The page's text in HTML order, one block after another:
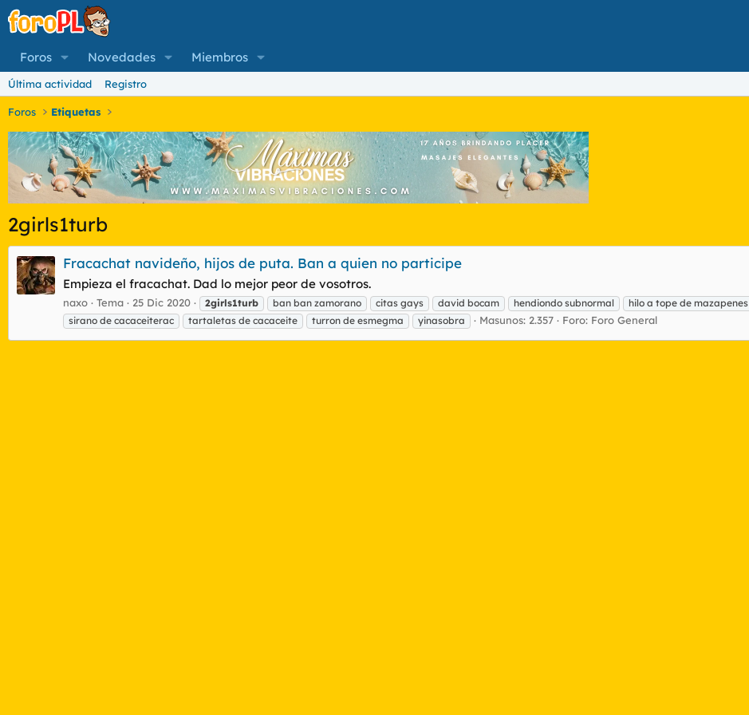
Foros Novedades Miembros
Última actividad Registro
Foros Etiquetas
2girls1turb
Fracachat navideño, hijos de puta. Ban a quien no participe
Empieza el fracachat. Dad lo mejor peor de vosotros.
naxo Tema 25 Dic 2020 2girls1turb ban ban zamorano citas gays david bocam hendiondo subnormal hilo a tope de mazapenes
sirano de cacaceiterac
tartaletas de cacaceite turron de esmegma yinasobra Masunos: 2.357 Foro: Foro General